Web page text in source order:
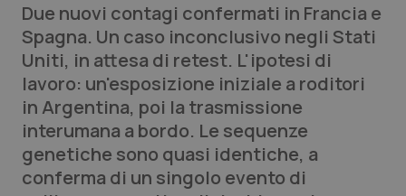
QS Pro
Professionisti Sanitari.AI
Abruzzo
Basilicata
QS Pro Gold
Artrite & artrosi
QS Club
Due nuovi contagi confermati in Francia e
Spagna. Un caso inconclusivo negli Stati
Uniti, in attesa di retest. L'ipotesi di
lavoro: un'esposizione iniziale a roditori
in Argentina, poi la trasmissione
interumana a bordo. Le sequenze
genetiche sono quasi identiche, a
conferma di un singolo evento di